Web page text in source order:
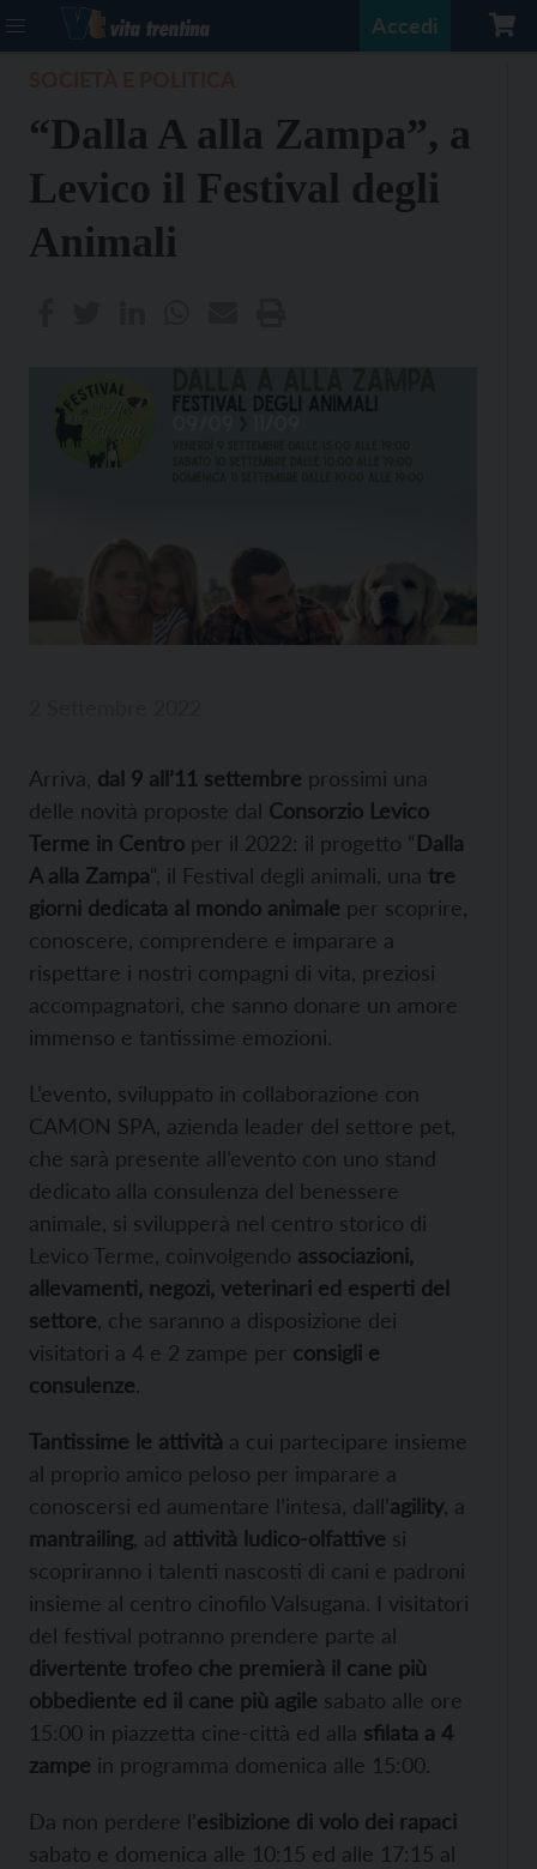
Accedi
“Dalla A alla Zampa”, a
Levico il Festival degli
Animali
Arriva, dal 9 all’11 settembre prossimi una
delle novità proposte dal Consorzio Levico
Terme in Centro per il 2022: il progetto “Dalla
A alla Zampa“, il Festival degli animali, una tre
giorni dedicata al mondo animale per scoprire,
conoscere, comprendere e imparare a
rispettare i nostri compagni di vita, preziosi
accompagnatori, che sanno donare un amore
immenso e tantissime emozioni.
L’evento, sviluppato in collaborazione con
CAMON SPA, azienda leader del settore pet,
che sarà presente all’evento con uno stand
dedicato alla consulenza del benessere
animale, si svilupperà nel centro storico di
Levico Terme, coinvolgendo associazioni,
allevamenti, negozi, veterinari ed esperti del
settore, che saranno a disposizione dei
visitatori a 4 e 2 zampe per consigli e
consulenze.
Tantissime le attività a cui partecipare insieme
al proprio amico peloso per imparare a
conoscersi ed aumentare l’intesa, dall’agility, a
mantrailing, ad attività ludico-olfattive si
scopriranno i talenti nascosti di cani e padroni
insieme al centro cinofilo Valsugana. I visitatori
del festival potranno prendere parte al
divertente trofeo che premierà il cane più
obbediente ed il cane più agile sabato alle ore
15:00 in piazzetta cine-città ed alla sfilata a 4
zampe in programma domenica alle 15:00.
Da non perdere l’esibizione di volo dei rapaci
sabato e domenica alle 10:15 ed alle 17:15 al